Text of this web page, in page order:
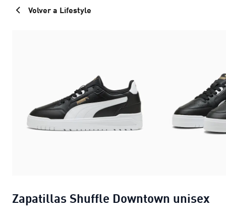
Volver a Lifestyle
Zapatillas Shuffle Downtown unisex